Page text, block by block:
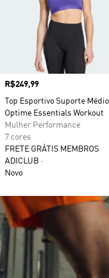
Preço
R$249,99
Top Esportivo Suporte Médio
Optime Essentials Workout
Mulher Performance
7 cores
FRETE GRÁTIS MEMBROS
ADICLUB
Novo